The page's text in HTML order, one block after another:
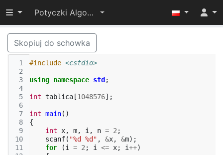
Przełącz widoczność menu
Potyczki Algorytmiczne 2016
Skopiuj do schowka
1
2
3
4
5
6
7
8
9
10
11
#include <cstdio>
using namespace std ;
int tablica [1048576];
int main()
{
int
x, m, i , n = 2 ;
scanf( "%d %d" , &x, &m);
for
(i = 2 ; i <= x; i++)